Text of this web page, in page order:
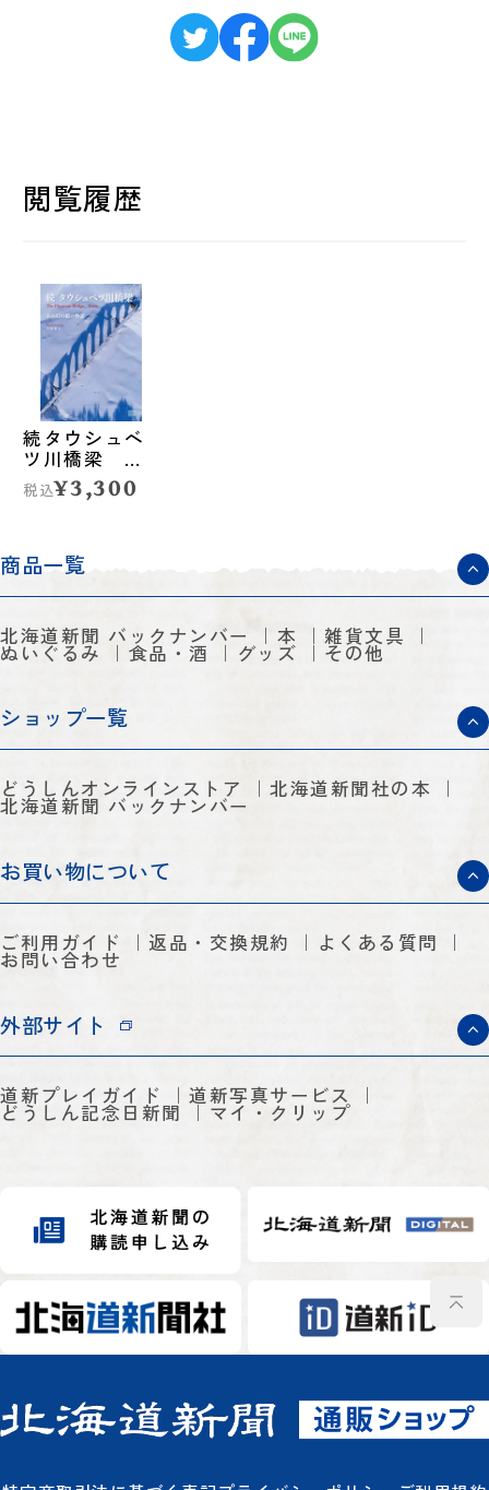
閲覧履歴
続タウシュベ
ツ川橋梁 あ
の幻の橋の物
語
税込¥3,300
商品一覧
北海道新聞 バックナンバー 本 雑貨文具
ぬいぐるみ 食品・酒 グッズ その他
ショップ一覧
どうしんオンラインストア 北海道新聞社の本
北海道新聞 バックナンバー
お買い物について
ご利用ガイド 返品・交換規約 よくある質問
お問い合わせ
外部サイト
道新プレイガイド 道新写真サービス
どうしん記念日新聞 マイ・クリップ